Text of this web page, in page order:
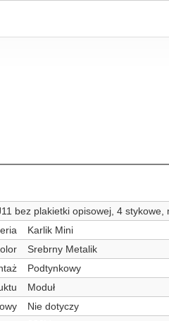
bez plakietki opisowej, 4 stykowe,
Karlik Mini
Srebrny Metalik
Podtynkowy
Moduł
Nie dotyczy